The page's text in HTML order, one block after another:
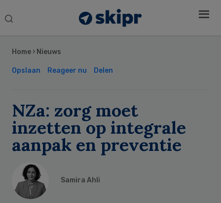
Search
Home › Nieuws
Opslaan Reageer nu Delen
NZa: zorg moet
inzetten op integrale
aanpak en preventie
Samira Ahli
Sidebar